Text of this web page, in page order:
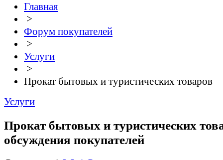
Главная
>
Форум покупателей
>
Услуги
>
Прокат бытовых и туристических товаров
Услуги
Прокат бытовых и туристических
обсуждения покупателей